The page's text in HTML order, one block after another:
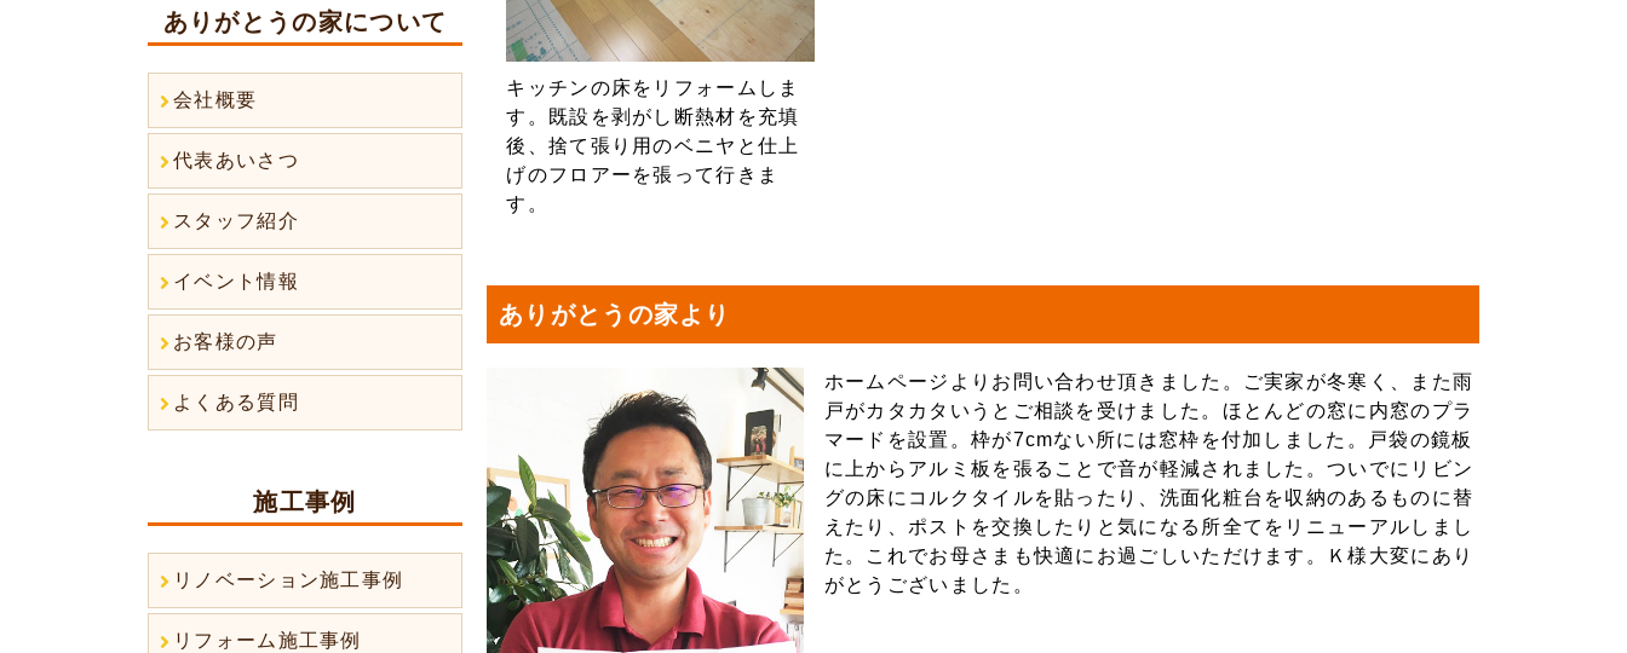
キッチンの床をリフォームしま
す。既設を剥がし断熱材を充填
後、捨て張り用のベニヤと仕上
げのフロアーを張って行きま
す。
ありがとうの家より
ホームページよりお問い合わせ頂きました。ご実家が冬寒く、また雨
戸がカタカタいうとご相談を受けました。ほとんどの窓に内窓のプラ
マードを設置。枠が7cmない所には窓枠を付加しました。戸袋の鏡板
に上からアルミ板を張ることで音が軽減されました。ついでにリビン
グの床にコルクタイルを貼ったり、洗面化粧台を収納のあるものに替
えたり、ポストを交換したりと気になる所全てをリニューアルしまし
た。これでお母さまも快適にお過ごしいただけます。Ｋ様大変にあり
がとうございました。
ありがとうの家について
会社概要
代表あいさつ
スタッフ紹介
イベント情報
お客様の声
よくある質問
施工事例
リノベーション施工事例
リフォーム施工事例